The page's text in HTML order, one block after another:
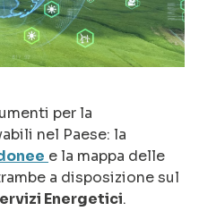
per la
nel Paese: la
e la mappa delle
a disposizione sul
Energetici.